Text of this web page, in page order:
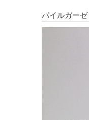
パイルガー